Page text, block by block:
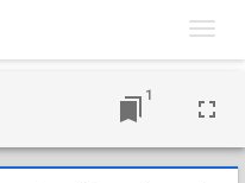
1